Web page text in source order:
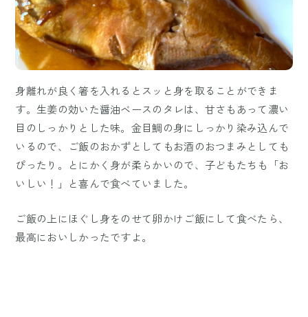
身離れが良く箸を入れるとスッと身を取ることができま
す。生姜の効いた醤油ベースのタレは、甘さもあって濃い
目のしっかりとした味。金目鯛の身にしっかり染み込んで
いるので、ご飯のおかずとしてもお酒のおつまみとしても
ぴったり。とにかく身が柔らかいので、子どもたちも「お
いしい！」と喜んで食べていました。
ご飯の上にほぐし身をのせて卵かけご飯にして食べたら、
最高においしかったですよ。